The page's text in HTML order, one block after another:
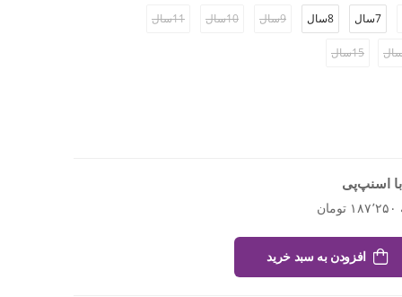
7سال 8سال 9سال 10سال 11سال
15سال
اسنپ‌پی
افزودن به سبد خرید